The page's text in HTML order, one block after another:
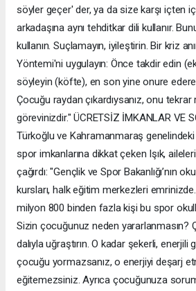
söyler geçer' der, ya da size karşı içten içe
arkadaşına aynı tehditkar dili kullanır.
kullanın. Suçlamayın, iyileştirin. Bir kriz
Yöntemi'ni uygulayın: Önce takdir edin
söyleyin (köfte), en son yine onure
Çocuğu raydan çıkardıysanız, onu
görevinizdir." ÜCRETSİZ İMKANLAR VE
Türkoğlu ve Kahramanmaraş
spor imkanlarına dikkat çeken Işık,
çağırdı: "Gençlik ve Spor Bakanlığı’nın
kursları, halk eğitim merkezleri emrinizde.
milyon 800 binden fazla kişi bu spor
Sizin çocuğunuz neden yararlanmasın?
dalıyla uğraştırın. O kadar şekerli, enerjili
çocuğu yormazsanız, o enerjiyi deşarj
eğitemezsiniz. Ayrıca çocuğunuza